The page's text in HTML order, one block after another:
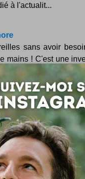
à l'actualit...
sans avoir
mains ! C'est une
mais elle est bien
... Savoir se tenir
en société. Une